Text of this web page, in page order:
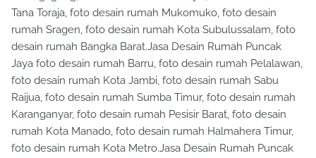
Tana Toraja, foto desain rumah Mukomuko, foto desain
rumah Sragen, foto desain rumah Kota Subulussalam, foto
desain rumah Bangka Barat.Jasa Desain Rumah Puncak
Jaya foto desain rumah Barru, foto desain rumah Pelalawan,
foto desain rumah Kota Jambi, foto desain rumah Sabu
Raijua, foto desain rumah Sumba Timur, foto desain rumah
Karanganyar, foto desain rumah Pesisir Barat, foto desain
rumah Kota Manado, foto desain rumah Halmahera Timur,
foto desain rumah Kota Metro.Jasa Desain Rumah Puncak